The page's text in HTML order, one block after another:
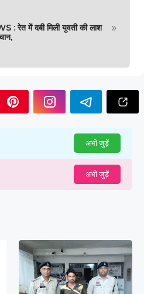
: रेत में दबी मिली युवती की लाश
»
अभी जुड़ें
अभी जुड़ें